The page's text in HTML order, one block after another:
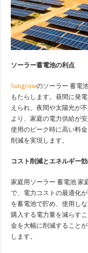
ソーラー蓄電池の利点
Sungrowのソーラー 蓄電
もたらします。昼間に発
えられ、夜間や太陽光が
より、家庭の電力供給が
使用のピーク時に高い料
削減を実現します。
コスト削減とエネルギー
家庭用ソーラー 蓄電池 家
で、電力コストの最適化
を蓄電池で貯め、使用し
購入する電力量を減らす
金を大幅に削減すること
します。